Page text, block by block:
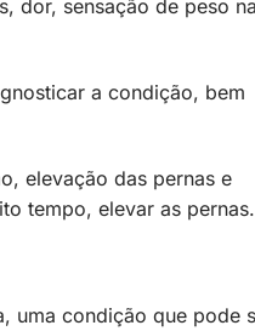
dor, sensação de peso
a condição, bem
elevação das pernas e
tempo, elevar as pernas.
uma condição que pode